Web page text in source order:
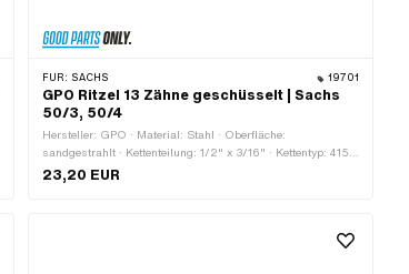
FÜR: SACHS 19701
GPO Ritzel 13 Zähne geschüsselt | Sachs
50/3, 50/4
Hersteller: GPO · Material: Stahl · Oberfläche:
sandgestrahlt · Kettenteilung: 1/2" x 3/16" · Kettentyp: 415H
· Anzahl Zähne: 13 Stk. · Aufnahmeart: Ø15 x SW12 ·
23,20 EUR